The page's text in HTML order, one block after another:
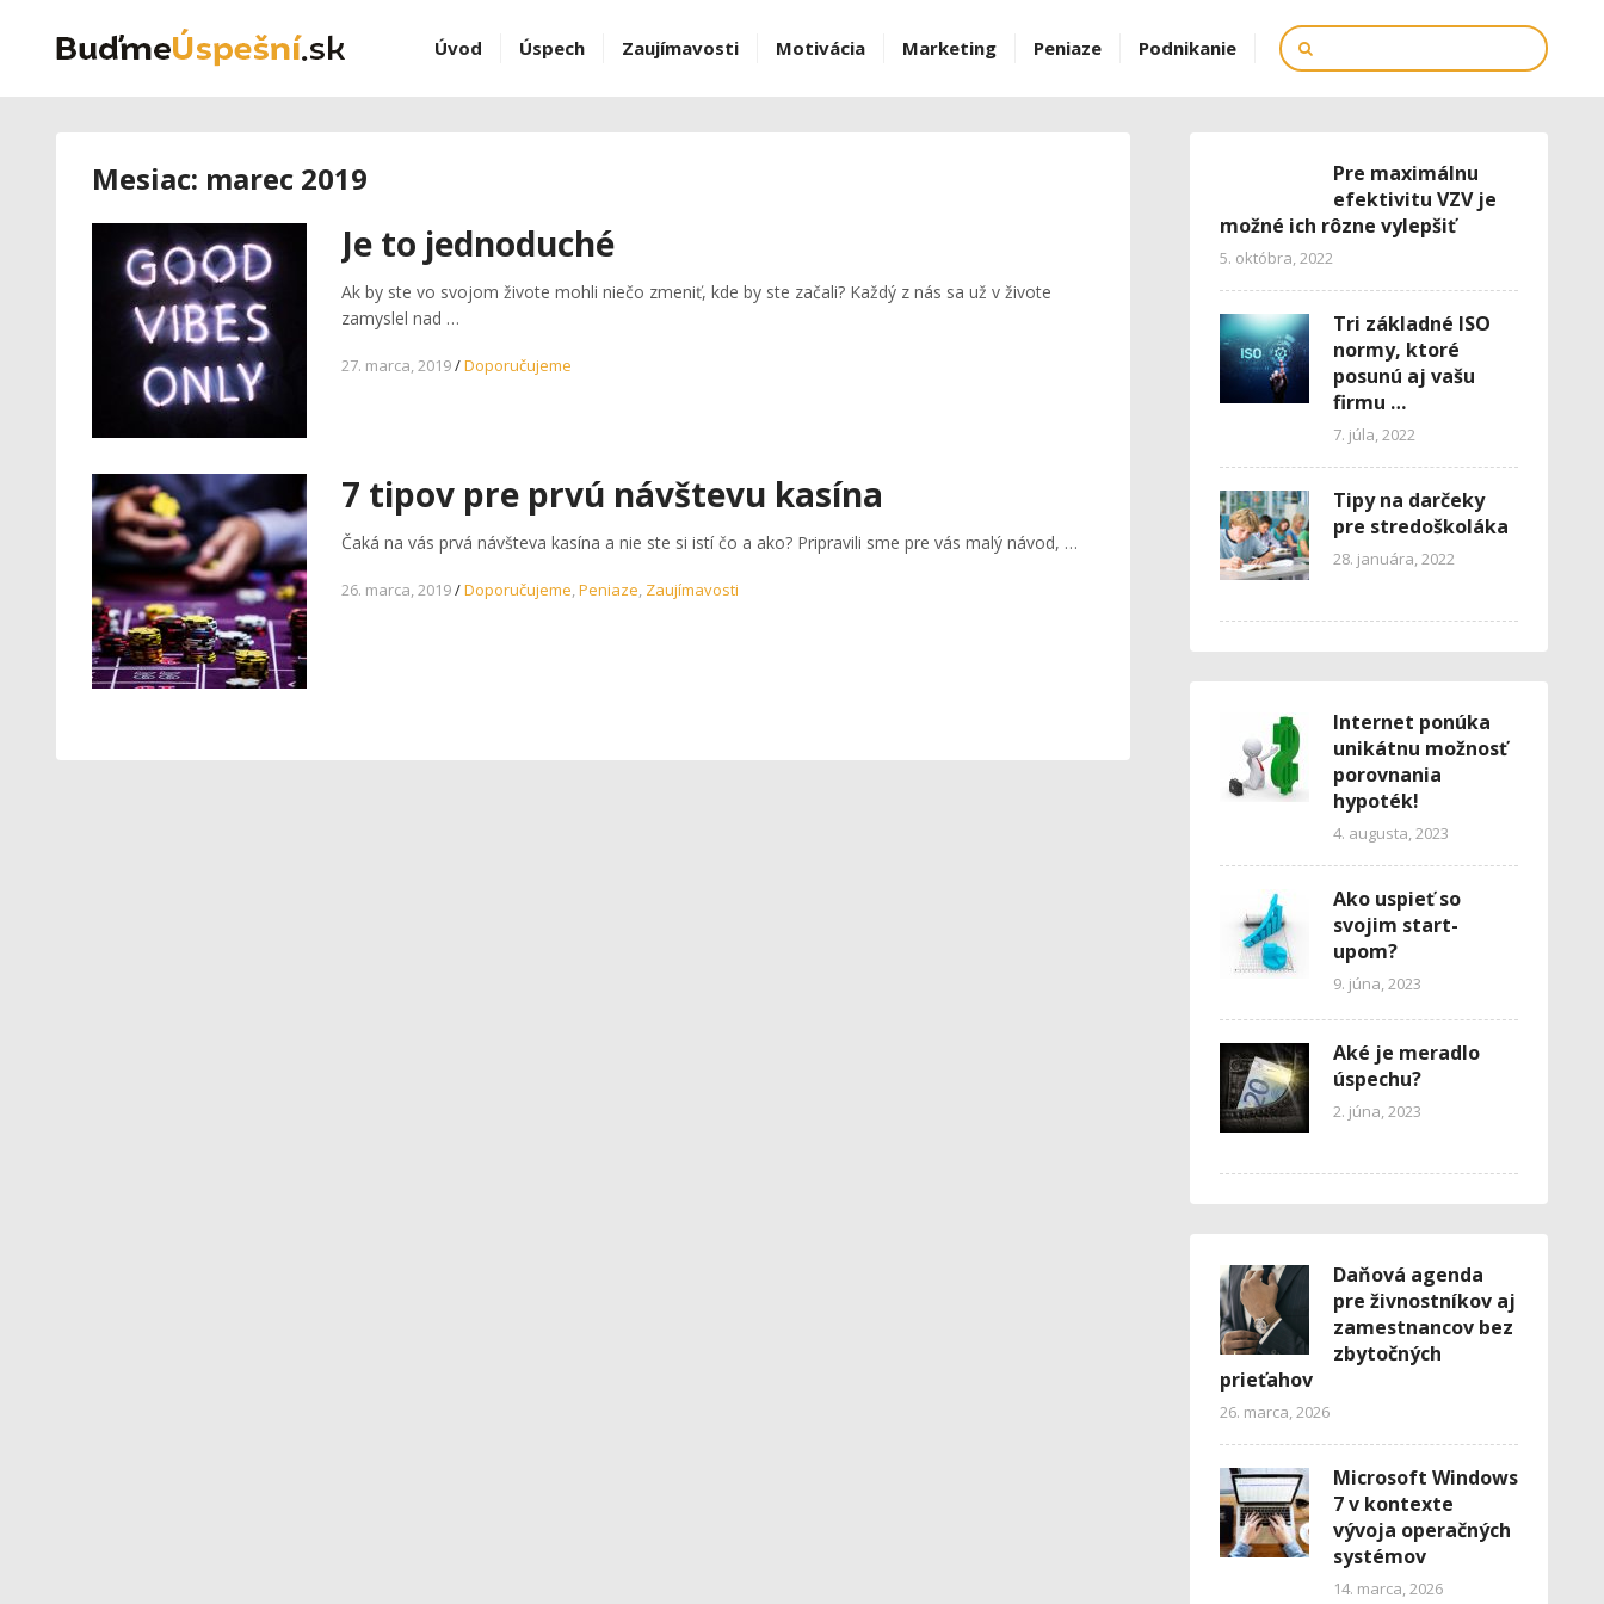
Úvod Úspech Zaujímavosti Motivácia Marketing Peniaze Podnikanie
Mesiac: marec 2019
Je to jednoduché
Ak by ste vo svojom živote mohli niečo zmeniť, kde by ste začali? Každý z nás sa už v živote
zamyslel nad …
27. marca, 2019/Doporučujeme
7 tipov pre prvú návštevu kasína
Čaká na vás prvá návšteva kasína a nie ste si istí čo a ako? Pripravili sme pre vás malý návod, …
26. marca, 2019/Doporučujeme,Peniaze, Zaujímavosti
Pre maximálnu
efektivitu VZV je
možné ich rôzne vylepšiť
5. októbra, 2022
Tri základné ISO
normy, ktoré
posunú aj vašu
firmu …
7. júla, 2022
Tipy na darčeky
pre stredoškoláka
28. januára, 2022
Internet ponúka
unikátnu možnosť
porovnania
hypoték!
4. augusta, 2023
Ako uspieť so
svojim start-
upom?
9. júna, 2023
Aké je meradlo
úspechu?
2. júna, 2023
Daňová agenda
pre živnostníkov aj
zamestnancov bez
zbytočných
prieťahov
26. marca, 2026
Microsoft Windows
7 v kontexte
vývoja operačných
systémov
14. marca, 2026